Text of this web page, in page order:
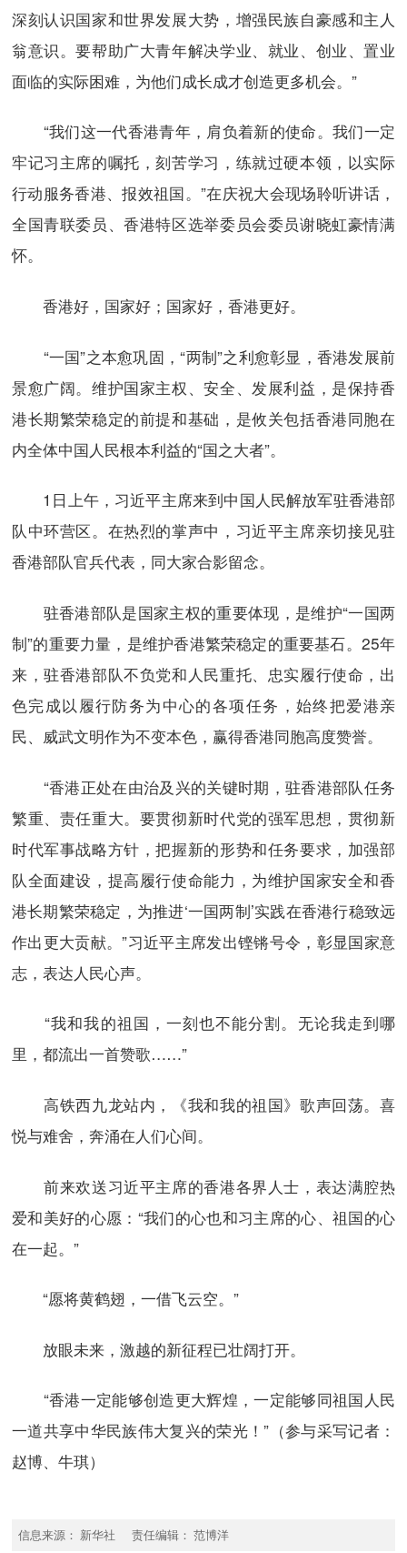
深刻认识国家和世界发展大势，增强民族自豪感和主人
翁意识。要帮助广大青年解决学业、就业、创业、置业
面临的实际困难，为他们成长成才创造更多机会。”
“我们这一代香港青年，肩负着新的使命。我们一定
牢记习主席的嘱托，刻苦学习，练就过硬本领，以实际
行动服务香港、报效祖国。”在庆祝大会现场聆听讲话，
全国青联委员、香港特区选举委员会委员谢晓虹豪情满
怀。
香港好，国家好；国家好，香港更好。
“一国”之本愈巩固，“两制”之利愈彰显，香港发展前
景愈广阔。维护国家主权、安全、发展利益，是保持香
港长期繁荣稳定的前提和基础，是攸关包括香港同胞在
内全体中国人民根本利益的“国之大者”。
1日上午，习近平主席来到中国人民解放军驻香港部
队中环营区。在热烈的掌声中，习近平主席亲切接见驻
香港部队官兵代表，同大家合影留念。
驻香港部队是国家主权的重要体现，是维护“一国两
制”的重要力量，是维护香港繁荣稳定的重要基石。25年
来，驻香港部队不负党和人民重托、忠实履行使命，出
色完成以履行防务为中心的各项任务，始终把爱港亲
民、威武文明作为不变本色，赢得香港同胞高度赞誉。
“香港正处在由治及兴的关键时期，驻香港部队任务
繁重、责任重大。要贯彻新时代党的强军思想，贯彻新
时代军事战略方针，把握新的形势和任务要求，加强部
队全面建设，提高履行使命能力，为维护国家安全和香
港长期繁荣稳定，为推进‘一国两制’实践在香港行稳致远
作出更大贡献。”习近平主席发出铿锵号令，彰显国家意
志，表达人民心声。
“我和我的祖国，一刻也不能分割。无论我走到哪
里，都流出一首赞歌……”
高铁西九龙站内，《我和我的祖国》歌声回荡。喜
悦与难舍，奔涌在人们心间。
前来欢送习近平主席的香港各界人士，表达满腔热
爱和美好的心愿：“我们的心也和习主席的心、祖国的心
在一起。”
“愿将黄鹤翅，一借飞云空。”
放眼未来，激越的新征程已壮阔打开。
“香港一定能够创造更大辉煌，一定能够同祖国人民
一道共享中华民族伟大复兴的荣光！”（参与采写记者：
赵博、牛琪）
信息来源： 新华社 责任编辑： 范博洋